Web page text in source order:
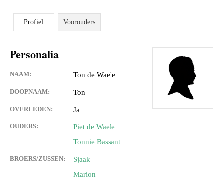
Profiel Voorouders
Personalia
NAAM: Ton de Waele
DOOPNAAM: Ton
OVERLEDEN: Ja
OUDERS:
Piet de Waele
Tonnie Bassant
BROERS/ZUSSEN:
Sjaak
Marion